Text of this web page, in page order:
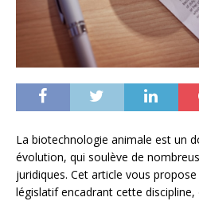
La biotechnologie animale est un
évolution, qui soulève de
juridiques. Cet article vous
législatif encadrant cette discipline,